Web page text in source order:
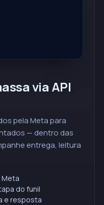
via API
pela Meta para
— dentro das
entrega, leitura
Meta
do funil
e resposta